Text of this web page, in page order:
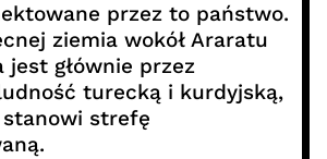
przez to państwo.
ziemia wokół Araratu
jest głównie przez
turecką i kurdyjską,
stanowi strefę